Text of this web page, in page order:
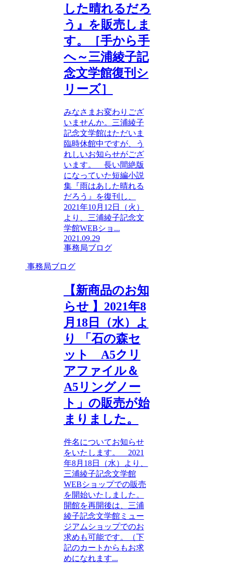
した晴れるだろ
う』を販売しま
す。［手から手
へ～三浦綾子記
念文学館復刊シ
リーズ］
みなさまお変わりござ
いませんか。三浦綾子
記念文学館はただいま
臨時休館中ですが、う
れしいお知らせがござ
います。 長い間絶版
になっていた短編小説
集『雨はあした晴れる
だろう』を復刊し、
2021年10月12日（火）
より、三浦綾子記念文
学館WEBショ...
2021.09.29
事務局ブログ
事務局ブログ
【新商品のお知
らせ 】2021年8
月18日（水）よ
り 「石の森セ
ット A5クリ
アファイル＆
A5リングノー
ト」の販売が始
まりました。
件名についてお知らせ
をいたします。 2021
年8月18日（水）より、
三浦綾子記念文学館
WEBショップでの販売
を開始いたしました。
開館を再開後は、三浦
綾子記念文学館ミュー
ジアムショップでのお
求めも可能です。（下
記のカートからもお求
めになれます...